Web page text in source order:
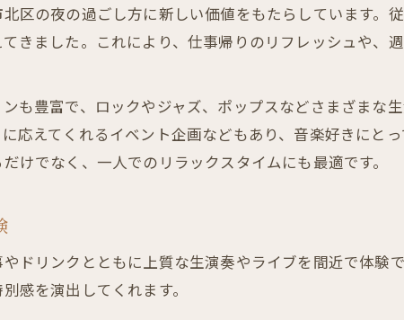
区の夜の過ごし方に新しい価値をもたらしています。
きました。これにより、仕事帰りのリフレッシュや、
も豊富で、ロックやジャズ、ポップスなどさまざまな
応えてくれるイベント企画などもあり、音楽好きにと
けでなく、一人でのリラックスタイムにも最適です。
ドリンクとともに上質な生演奏やライブを間近で体験
感を演出してくれます。